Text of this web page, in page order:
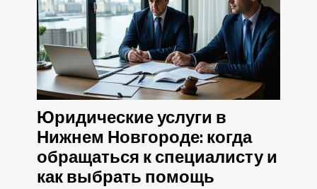
Юридические услуги в
Нижнем Новгороде: когда
обращаться к специалисту и
как выбрать помощь